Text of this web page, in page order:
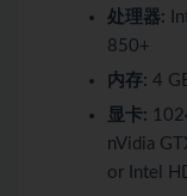
处理器:
850+
内存: 4
显卡:
nVidia
or Intel